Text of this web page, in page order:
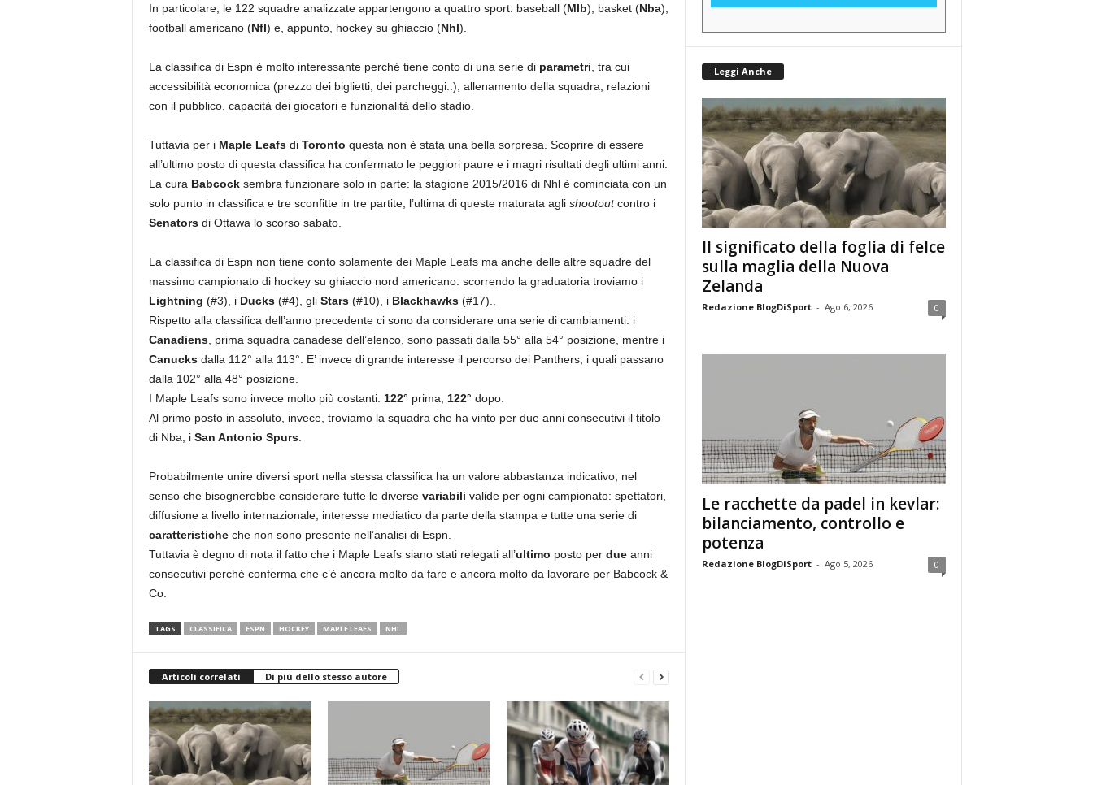
In particolare, le 122 squadre analizzate appartengono a quattro sport: baseball (Mlb), basket (Nba),
football americano (Nfl) e, appunto, hockey su ghiaccio (Nhl).
La classifica di Espn è molto interessante perché tiene conto di una serie di parametri , tra cui
accessibilità economica (prezzo dei biglietti, dei parcheggi..), allenamento della squadra, relazioni
con il pubblico, capacità dei giocatori e funzionalità dello stadio.
Tuttavia per i Maple Leafsdi Toronto questa non è stata una bella sorpresa. Scoprire di essere
all’ultimo posto di questa classifica ha confermato le peggiori paure e i magri risultati degli ultimi anni.
La cura Babcocksembra funzionare solo in parte: la stagione 2015/2016 di Nhl è cominciata con un
solo punto in classifica e tre sconfitte in tre partite, l’ultima di queste maturata agli shootoutcontro i
Senatorsdi Ottawa lo scorso sabato.
La classifica di Espn non tiene conto solamente dei Maple Leafs ma anche delle altre squadre del
massimo campionato di hockey su ghiaccio nord americano: scorrendo la graduatoria troviamo i
Lightning (#3), i Ducks(#4), gli Stars(#10), i Blackhawks(#17)..
Rispetto alla classifica dell’anno precedente ci sono da considerare una serie di cambiamenti: i
Canadiens, prima squadra canadese dell’elenco, sono passati dalla 55° alla 54° posizione, mentre i
Canucksdalla 112° alla 113°. E’ invece di grande interesse il percorso dei Panthers, i quali passano
dalla 102° alla 48° posizione.
I Maple Leafs sono invece molto più costanti: 122° prima, 122° dopo.
Al primo posto in assoluto, invece, troviamo la squadra che ha vinto per due anni consecutivi il titolo
di Nba, i San Antonio Spurs.
Probabilmente unire diversi sport nella stessa classifica ha un valore abbastanza indicativo, nel
senso che bisognerebbe considerare tutte le diverse variabili valide per ogni campionato: spettatori,
diffusione a livello internazionale, interesse mediatico da parte della stampa e tutte una serie di
caratteristicheche non sono presente nell’analisi di Espn.
Tuttavia è degno di nota il fatto che i Maple Leafs siano stati relegati all’ultimo posto per dueanni
consecutivi perché conferma che c’è ancora molto da fare e ancora molto da lavorare per Babcock &
Co.
TAGS CLASSIFICA ESPN HOCKEY MAPLE LEAFS NHL
Articoli correlati Di più dello stesso autore
Leggi Anche
Il significato della foglia di felce
sulla maglia della Nuova
Zelanda
Redazione BlogDiSport - Ago 6, 2026 0
Le racchette da padel in kevlar:
bilanciamento, controllo e
potenza
Redazione BlogDiSport - Ago 5, 2026 0